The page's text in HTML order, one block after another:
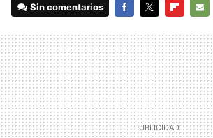
Sin comentarios
MAIL